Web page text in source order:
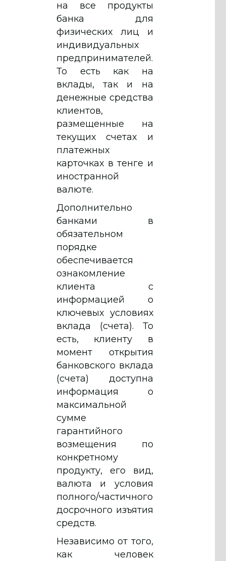
на все продукты
банка для
физических лиц и
индивидуальных
предпринимателей.
То есть как на
вклады, так и на
денежные средства
клиентов,
размещенные на
текущих счетах и
платежных
карточках в тенге и
иностранной
валюте.
Дополнительно
банками в
обязательном
порядке
обеспечивается
ознакомление
клиента с
информацией о
ключевых условиях
вклада (счета). То
есть, клиенту в
момент открытия
банковского вклада
(счета) доступна
информация о
максимальной
сумме
гарантийного
возмещения по
конкретному
продукту, его вид,
валюта и условия
полного/частичного
досрочного изъятия
средств.
Независимо от того,
как человек